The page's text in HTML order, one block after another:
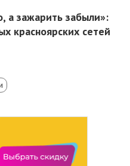
а зажарить забыли»:
красноярских сетей